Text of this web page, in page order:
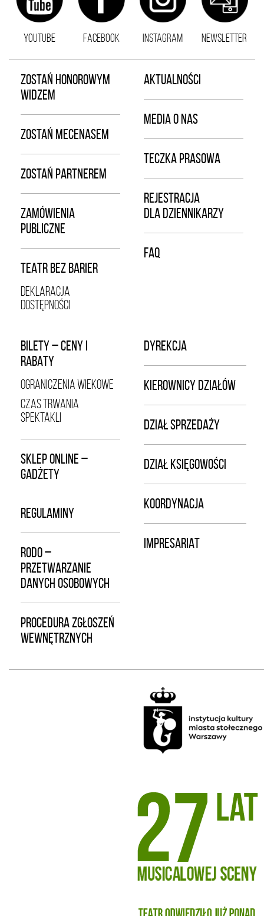
YOUTUBE FACEBOOK INSTAGRAM NEWSLETTER
ZOSTAŃ HONOROWYM
WIDZEM
ZOSTAŃ MECENASEM
ZOSTAŃ PARTNEREM
ZAMÓWIENIA
PUBLICZNE
TEATR BEZ BARIER
DEKLARACJA
DOSTĘPNOŚCI
AKTUALNOŚCI
MEDIA O NAS
TECZKA PRASOWA
REJESTRACJA
DLA DZIENNIKARZY
FAQ
BILETY – CENY I
RABATY
OGRANICZENIA WIEKOWE
CZAS TRWANIA
SPEKTAKLI
SKLEP ONLINE –
GADŻETY
REGULAMINY
RODO –
PRZETWARZANIE
DANYCH OSOBOWYCH
PROCEDURA ZGŁOSZEŃ
WEWNĘTRZNYCH
DYREKCJA
KIEROWNICY DZIAŁÓW
DZIAŁ SPRZEDAŻY
DZIAŁ KSIĘGOWOŚCI
KOORDYNACJA
IMPRESARIAT